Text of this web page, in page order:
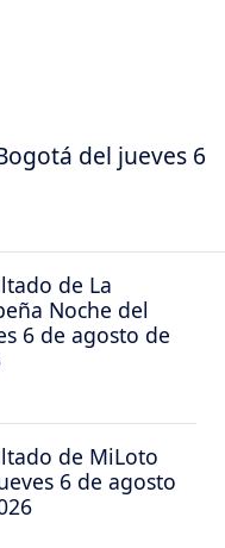
del jueves 6
de La
Noche del
6 de agosto de
de MiLoto
6 de agosto